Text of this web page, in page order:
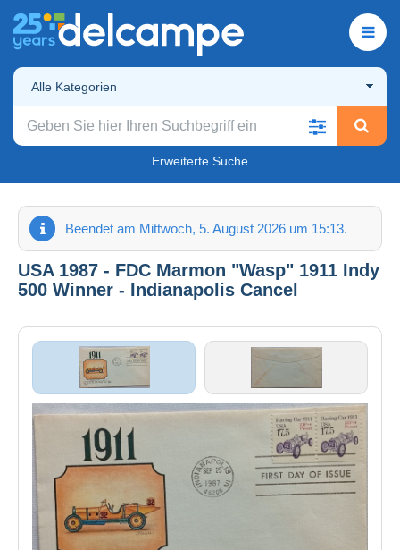
Alle Kategorien
Erweiterte Suche
Beendet am Mittwoch, 5. August 2026 um 15:13.
USA 1987 - FDC Marmon "Wasp" 1911 Indy
500 Winner - Indianapolis Cancel